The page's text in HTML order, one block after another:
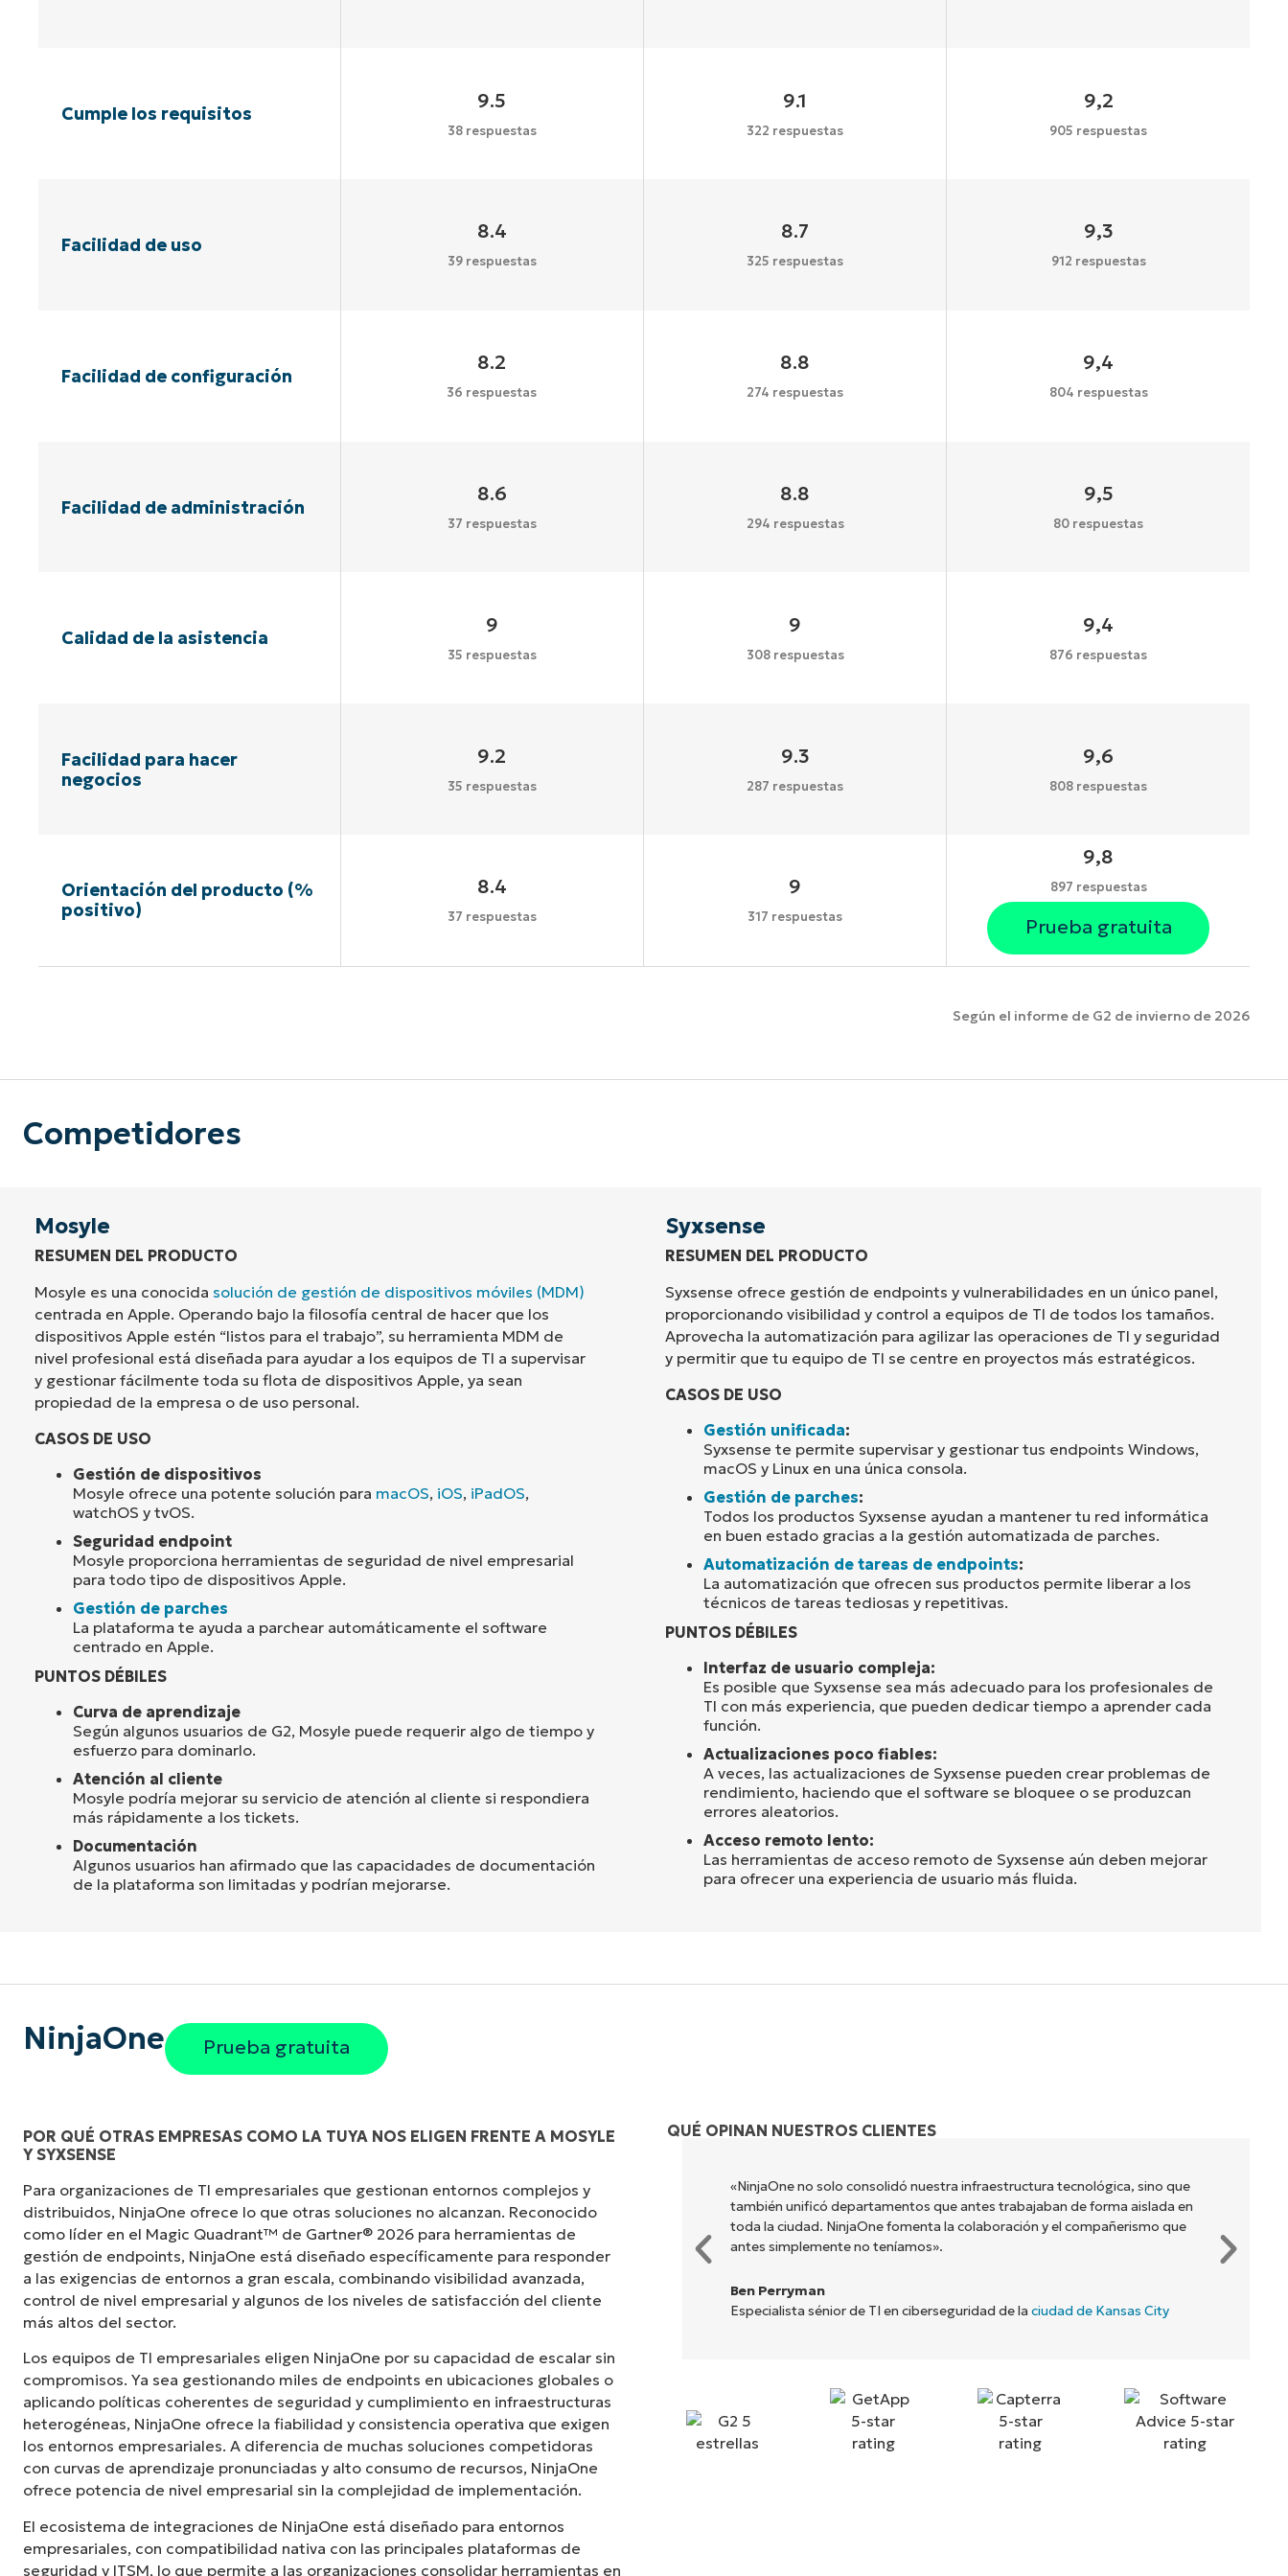
Cumple los requisitos
9.5
38 respuestas
9.1
322 respuestas
9,2
905 respuestas
Facilidad de uso
8.4
39 respuestas
8.7
325 respuestas
9,3
912 respuestas
Facilidad de configuración
8.2
36 respuestas
8.8
274 respuestas
9,4
804 respuestas
Facilidad de administración
8.6
37 respuestas
8.8
294 respuestas
9,5
80 respuestas
Calidad de la asistencia
9
35 respuestas
9
308 respuestas
9,4
876 respuestas
Facilidad para hacer
negocios
9.2
35 respuestas
9.3
287 respuestas
9,6
808 respuestas
Orientación del producto (%
positivo)
8.4
37 respuestas
9
317 respuestas
9,8
897 respuestas
Prueba gratuita
Según el informe de G2 de invierno de 2026
Competidores
Mosyle
RESUMEN DEL PRODUCTO
Mosyle es una conocida solución de gestión de dispositivos móviles (MDM)
centrada en Apple. Operando bajo la filosofía central de hacer que los
dispositivos Apple estén “listos para el trabajo”, su herramienta MDM de
nivel profesional está diseñada para ayudar a los equipos de TI a supervisar
y gestionar fácilmente toda su flota de dispositivos Apple, ya sean
propiedad de la empresa o de uso personal.
CASOS DE USO
Gestión de dispositivos
Mosyle ofrece una potente solución para macOS, iOS, iPadOS,
watchOS y tvOS.
Seguridad endpoint
Mosyle proporciona herramientas de seguridad de nivel empresarial
para todo tipo de dispositivos Apple.
Gestión de parches
La plataforma te ayuda a parchear automáticamente el software
centrado en Apple.
PUNTOS DÉBILES
Curva de aprendizaje
Según algunos usuarios de G2, Mosyle puede requerir algo de tiempo y
esfuerzo para dominarlo.
Atención al cliente
Mosyle podría mejorar su servicio de atención al cliente si respondiera
más rápidamente a los tickets.
Documentación
Algunos usuarios han afirmado que las capacidades de documentación
de la plataforma son limitadas y podrían mejorarse.
Syxsense
RESUMEN DEL PRODUCTO
Syxsense ofrece gestión de endpoints y vulnerabilidades en un único panel,
proporcionando visibilidad y control a equipos de TI de todos los tamaños.
Aprovecha la automatización para agilizar las operaciones de TI y seguridad
y permitir que tu equipo de TI se centre en proyectos más estratégicos.
CASOS DE USO
Gestión unificada:
Syxsense te permite supervisar y gestionar tus endpoints Windows,
macOS y Linux en una única consola.
Gestión de parches:
Todos los productos Syxsense ayudan a mantener tu red informática
en buen estado gracias a la gestión automatizada de parches.
Automatización de tareas de endpoints:
La automatización que ofrecen sus productos permite liberar a los
técnicos de tareas tediosas y repetitivas.
PUNTOS DÉBILES
Interfaz de usuario compleja:
Es posible que Syxsense sea más adecuado para los profesionales de
TI con más experiencia, que pueden dedicar tiempo a aprender cada
función.
Actualizaciones poco fiables:
A veces, las actualizaciones de Syxsense pueden crear problemas de
rendimiento, haciendo que el software se bloquee o se produzcan
errores aleatorios.
Acceso remoto lento:
Las herramientas de acceso remoto de Syxsense aún deben mejorar
para ofrecer una experiencia de usuario más fluida.
NinjaOne Prueba gratuita
POR QUÉ OTRAS EMPRESAS COMO LA TUYA NOS ELIGEN FRENTE A MOSYLE
Y SYXSENSE
Para organizaciones de TI empresariales que gestionan entornos complejos y
distribuidos, NinjaOne ofrece lo que otras soluciones no alcanzan. Reconocido
como líder en el Magic Quadrant™ de Gartner® 2026 para herramientas de
gestión de endpoints, NinjaOne está diseñado específicamente para responder
a las exigencias de entornos a gran escala, combinando visibilidad avanzada,
control de nivel empresarial y algunos de los niveles de satisfacción del cliente
más altos del sector.
Los equipos de TI empresariales eligen NinjaOne por su capacidad de escalar sin
compromisos. Ya sea gestionando miles de endpoints en ubicaciones globales o
aplicando políticas coherentes de seguridad y cumplimiento en infraestructuras
heterogéneas, NinjaOne ofrece la fiabilidad y consistencia operativa que exigen
los entornos empresariales. A diferencia de muchas soluciones competidoras
con curvas de aprendizaje pronunciadas y alto consumo de recursos, NinjaOne
ofrece potencia de nivel empresarial sin la complejidad de implementación.
El ecosistema de integraciones de NinjaOne está diseñado para entornos
empresariales, con compatibilidad nativa con las principales plataformas de
seguridad y ITSM, lo que permite a las organizaciones consolidar herramientas en
QUÉ OPINAN NUESTROS CLIENTES
«Antes, necesitaba entre 10 y 15 herramientas diferentes para hacer lo que
NinjaOne logra en una sola interfaz centralizada. NinjaOne hace la vida
mucho más fácil».
Ernie Turner
Director de TI en
«NinjaOne no solo consolidó nuestra infraestructura tecnológica, sino que
también unificó departamentos que antes trabajaban de forma aislada en
toda la ciudad. NinjaOne fomenta la colaboración y el compañerismo que
antes simplemente no teníamos».
Ben Perryman
Especialista sénior de TI en ciberseguridad de la ciudad de Kansas City